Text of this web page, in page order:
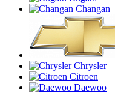
Changan
Chrysler
Citroen
Daewoo